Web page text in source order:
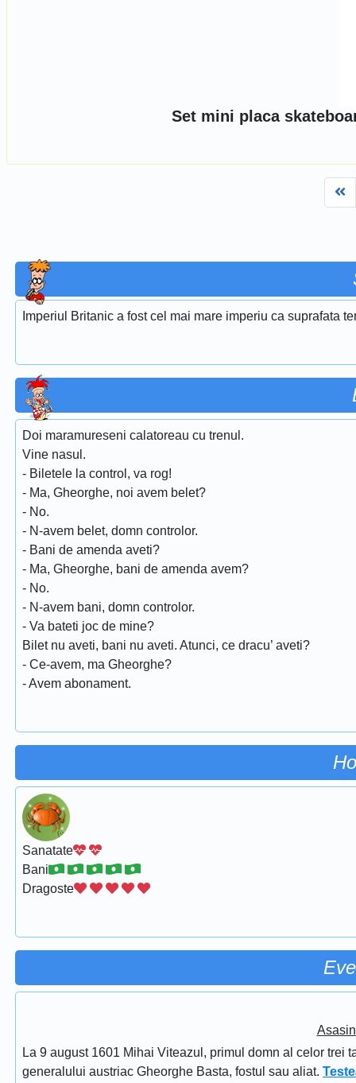
Set mini placa
Imperiul Britanic a fost cel mai mare imperiu ca suprafata
Doi maramureseni calatoreau cu trenul.
Vine nasul.
- Biletele la control, va rog!
- Ma, Gheorghe, noi avem belet?
- No.
- N-avem belet, domn controlor.
- Bani de amenda aveti?
- Ma, Gheorghe, bani de amenda avem?
- No.
- N-avem bani, domn controlor.
- Va bateti joc de mine?
Bilet nu aveti, bani nu aveti. Atunci, ce dracu’ aveti?
- Ce-avem, ma Gheorghe?
- Avem abonament.
Sanatate
Bani
Dragoste
La 9 august 1601 Mihai Viteazul, primul domn al celor trei
generalului austriac Gheorghe Basta, fostul sau aliat.